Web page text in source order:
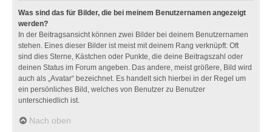
Was sind das für Bilder, die bei meinem Benutzernamen angezeigt
werden?
In der Beitragsansicht können zwei Bilder bei deinem Benutzernamen
stehen. Eines dieser Bilder ist meist mit deinem Rang verknüpft: Oft
sind dies Sterne, Kästchen oder Punkte, die deine Beitragszahl oder
deinen Status im Forum angeben. Das andere, meist größere, Bild wird
auch als „Avatar“ bezeichnet. Es handelt sich hierbei in der Regel um
ein persönliches Bild, welches von Benutzer zu Benutzer
unterschiedlich ist.
Nach oben